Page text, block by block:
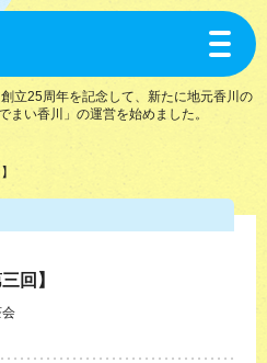
toggle
立25周年を記念して、新たに地元香川の
まい香川」の運営を始めました。
回】